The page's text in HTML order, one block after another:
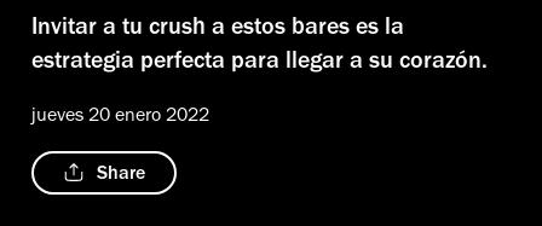
Invitar a tu crush a estos bares es la
estrategia perfecta para llegar a su corazón.
jueves 20 enero 2022
Share